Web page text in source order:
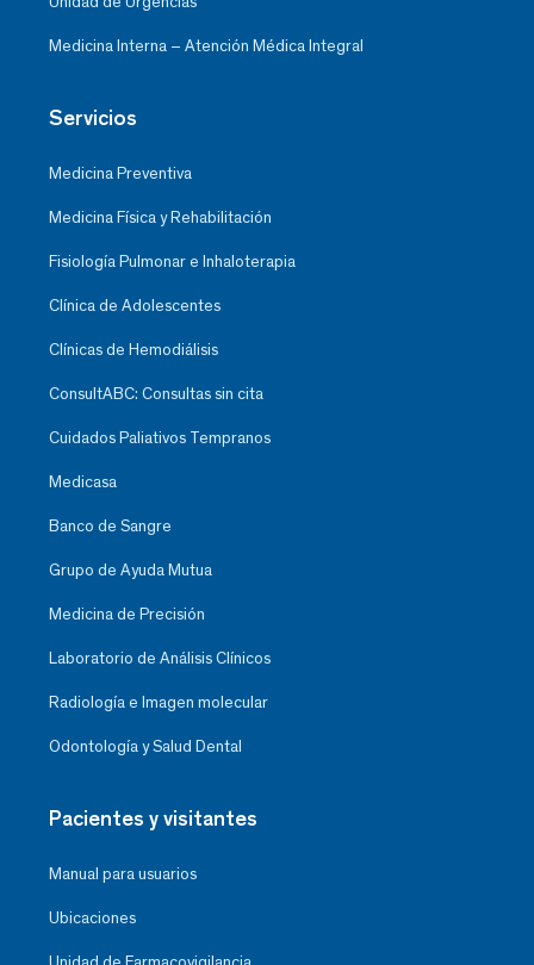
Medicina Interna – Atención Médica Integral
Servicios
Medicina Preventiva
Medicina Física y Rehabilitación
Fisiología Pulmonar e Inhaloterapia
Clínica de Adolescentes
Clínicas de Hemodiálisis
ConsultABC: Consultas sin cita
Cuidados Paliativos Tempranos
Medicasa
Banco de Sangre
Grupo de Ayuda Mutua
Medicina de Precisión
Laboratorio de Análisis Clínicos
Radiología e Imagen molecular
Odontología y Salud Dental
Pacientes y visitantes
Manual para usuarios
Ubicaciones